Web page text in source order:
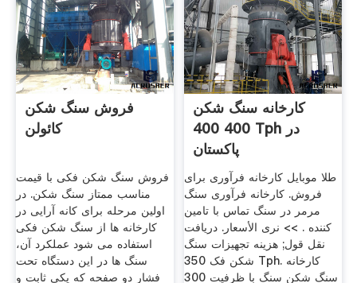
فروش سنگ شکن
کائولن
فروش سنگ شکن فکی با قیمت
مناسب ممتاز سنگ شکن. در
اولین مرحله برای کانه آرایی در
کارخانه ها از سنگ شکن فکی
استفاده می شود عملکرد آن،
سنگ ها در این دستگاه تحت
فشار دو صفحه که یکی ثابت و
کارخانه سنگ شکن
400 400 Tph در
پاکستان
طلا موبایل کارخانه فرآوری برای
فروش. کارخانه فرآوری سنگ
مرمر در سنگ تماس با تامین
کننده . >> نرى الأسعار. دریافت
نقل قول; هزینه تجهیزات سنگ
شکن فک 350 Tph. کارخانه
سنگ شکن سنگ با ظرفیت 300